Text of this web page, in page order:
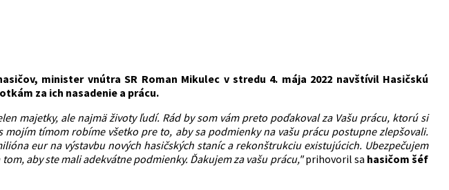
minister vnútra SR Roman Mikulec v stredu 4. mája 2022 navštívil Hasičskú
za ich nasadenie a prácu.
majetky, ale najmä životy ľudí. Rád by som vám preto poďakoval za Vašu prácu, ktorú si
mojím tímom robíme všetko pre to, aby sa podmienky na vašu prácu postupne zlepšovali.
eur na výstavbu nových hasičských staníc a rekonštrukciu existujúcich. Ubezpečujem
aby ste mali adekvátne podmienky. Ďakujem za vašu prácu,"prihovoril sa hasičom šéf